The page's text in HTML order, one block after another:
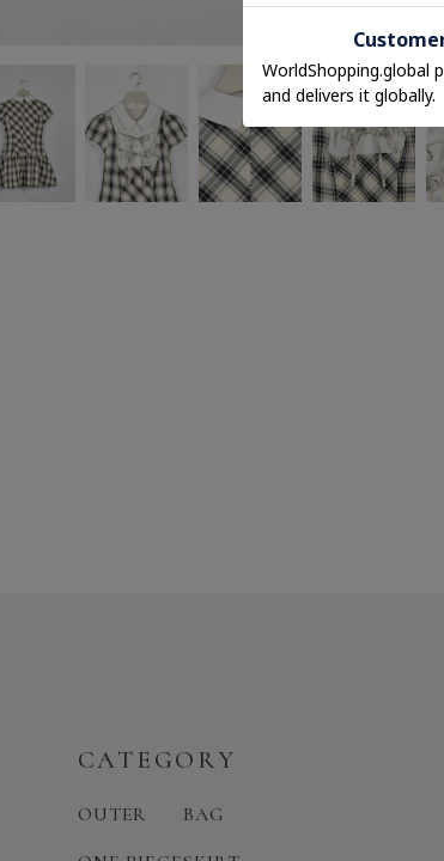
CATEGORY
OUTER
BAG